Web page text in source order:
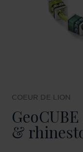
COEUR DE LION
&